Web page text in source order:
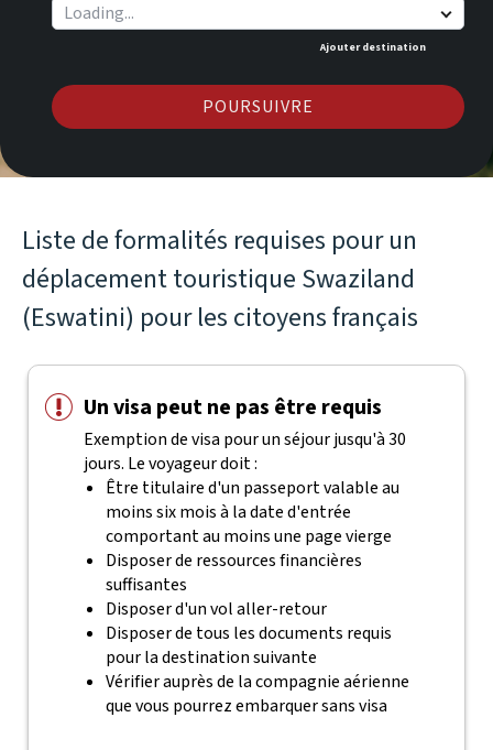
Ajouter destination
POURSUIVRE
Liste de formalités requises pour un
déplacement touristique Swaziland
(Eswatini) pour les citoyens français
Un visa peut ne pas être requis
Exemption de visa pour un séjour jusqu'à 30
jours. Le voyageur doit :
Être titulaire d'un passeport valable au
moins six mois à la date d'entrée
comportant au moins une page vierge
Disposer de ressources financières
suffisantes
Disposer d'un vol aller-retour
Disposer de tous les documents requis
pour la destination suivante
Vérifier auprès de la compagnie aérienne
que vous pourrez embarquer sans visa